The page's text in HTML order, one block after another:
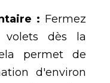
: Fermez
volets dès la
permet de
d'environ